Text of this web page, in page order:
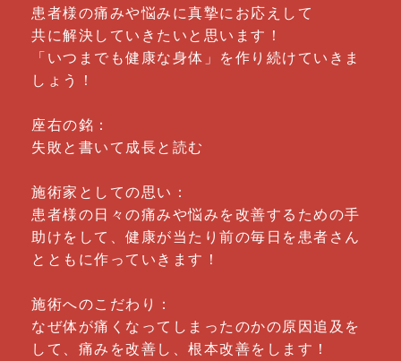
患者様の痛みや悩みに真摯にお応えして
共に解決していきたいと思います！
「いつまでも健康な身体」を作り続けていきま
しょう！
座右の銘：
失敗と書いて成長と読む
施術家としての思い：
患者様の日々の痛みや悩みを改善するための手
助けをして、健康が当たり前の毎日を患者さん
とともに作っていきます！
施術へのこだわり：
なぜ体が痛くなってしまったのかの原因追及を
して、痛みを改善し、根本改善をします！